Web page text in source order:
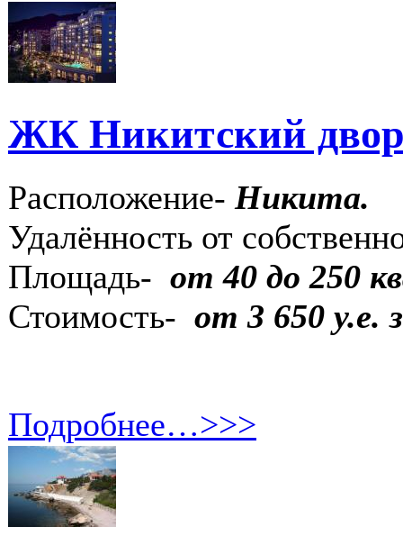
ЖК Никитский
Расположение- Никита.
Удалённость от
Площадь- от 40 до 250
Стоимость- от 3 650 у.е.
Подробнее…>>>